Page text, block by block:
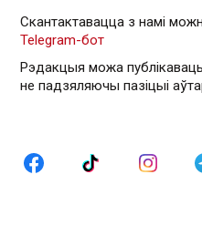
Скантактавацца з намі
Telegram-бот
Рэдакцыя можа
не падзяляючы пазіцыі